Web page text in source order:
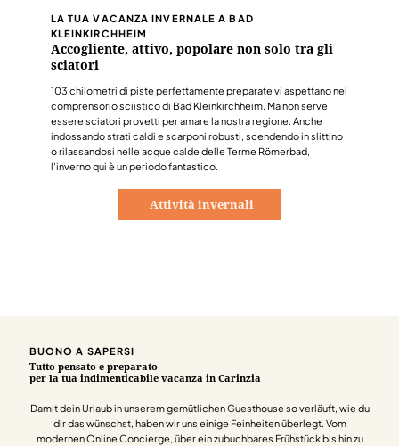
LA TUA VACANZA INVERNALE A BAD
KLEINKIRCHHEIM
Accogliente, attivo, popolare non solo tra gli
sciatori
103 chilometri di piste perfettamente preparate vi aspettano nel
comprensorio sciistico di Bad Kleinkirchheim. Ma non serve
essere sciatori provetti per amare la nostra regione. Anche
indossando strati caldi e scarponi robusti, scendendo in slittino
o rilassandosi nelle acque calde delle Terme Römerbad,
l'inverno qui è un periodo fantastico.
Attività invernali
BUONO A SAPERSI
Tutto pensato e preparato –
per la tua indimenticabile vacanza in Carinzia
Damit dein Urlaub in unserem gemütlichen Guesthouse so verläuft, wie du
dir das wünschst, haben wir uns einige Feinheiten überlegt. Vom
modernen Online Concierge, über ein zubuchbares Frühstück bis hin zu